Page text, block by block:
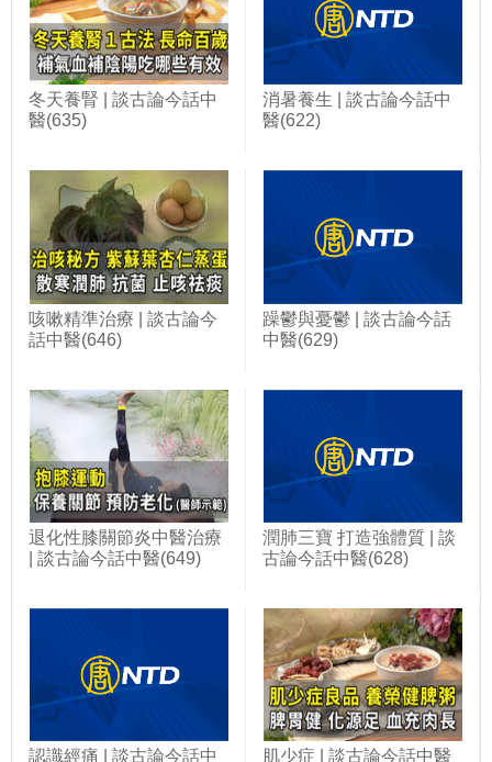
冬天養腎 | 談古論今話中
醫(635)
消暑養生 | 談古論今話中
醫(622)
咳嗽精準治療 | 談古論今
話中醫(646)
躁鬱與憂鬱 | 談古論今話
中醫(629)
退化性膝關節炎中醫治療
| 談古論今話中醫(649)
潤肺三寶 打造強體質 | 談
古論今話中醫(628)
認識經痛 | 談古論今話中 肌少症 | 談古論今話中醫